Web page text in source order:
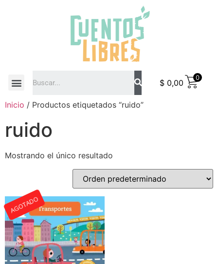
$ 0,00
0
Inicio / Productos etiquetados “ruido”
ruido
Mostrando el único resultado
AGOTADO